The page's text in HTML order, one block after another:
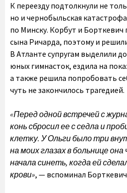
К переезду подтолкнули не
но и чернобыльская
по Минску. Корбут и Борткевич
сына Ричарда, поэтому и
В Атланте супругам выделили
юных гимнасток, ездила на
а также решила попробовать
чуть не закончилось трагедией.
«Перед одной встречей с
конь сбросил ее с седла и
клетку. У Ольги было три
на моих глазах в больнице
начала синеть, когда ей
крови», — вспоминал